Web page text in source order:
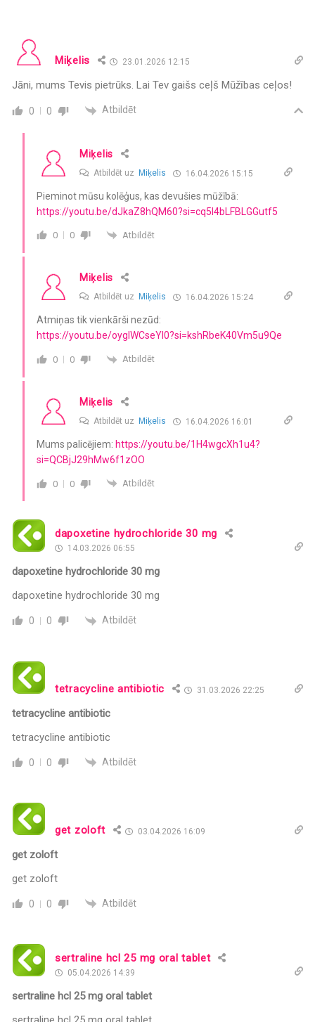
Miķelis 23.01.2026 12:15
Jāni, mums Tevis pietrūks. Lai Tev gaišs ceļš Mūžības ceļos!
0 0 Atbildēt
Miķelis
Atbildēt uz Miķelis 16.04.2026 15:15
Pieminot mūsu kolēģus, kas devušies mūžībā:
https://youtu.be/dJkaZ8hQM60?si=cq5l4bLFBLGGutf5
0 0 Atbildēt
Miķelis
Atbildēt uz Miķelis 16.04.2026 15:24
Atmiņas tik vienkārši nezūd:
https://youtu.be/oygIWCseYI0?si=kshRbeK40Vm5u9Qe
0 0 Atbildēt
Miķelis
Atbildēt uz Miķelis 16.04.2026 16:01
Mums palicējiem: https://youtu.be/1H4wgcXh1u4?
si=QCBjJ29hMw6f1zOO
0 0 Atbildēt
dapoxetine hydrochloride 30 mg
14.03.2026 06:55
dapoxetine hydrochloride 30 mg
dapoxetine hydrochloride 30 mg
0 0 Atbildēt
tetracycline antibiotic 31.03.2026 22:25
tetracycline antibiotic
tetracycline antibiotic
0 0 Atbildēt
get zoloft 03.04.2026 16:09
get zoloft
get zoloft
0 0 Atbildēt
sertraline hcl 25 mg oral tablet
05.04.2026 14:39
sertraline hcl 25 mg oral tablet